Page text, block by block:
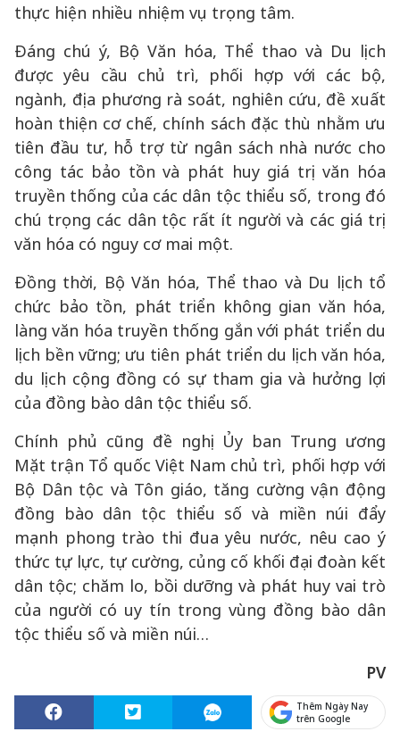
thực hiện nhiều nhiệm vụ trọng tâm.
Đáng chú ý, Bộ Văn hóa, Thể thao và Du lịch
được yêu cầu chủ trì, phối hợp với các bộ,
ngành, địa phương rà soát, nghiên cứu, đề xuất
hoàn thiện cơ chế, chính sách đặc thù nhằm ưu
tiên đầu tư, hỗ trợ từ ngân sách nhà nước cho
công tác bảo tồn và phát huy giá trị văn hóa
truyền thống của các dân tộc thiểu số, trong đó
chú trọng các dân tộc rất ít người và các giá trị
văn hóa có nguy cơ mai một.
Đồng thời, Bộ Văn hóa, Thể thao và Du lịch tổ
chức bảo tồn, phát triển không gian văn hóa,
làng văn hóa truyền thống gắn với phát triển du
lịch bền vững; ưu tiên phát triển du lịch văn hóa,
du lịch cộng đồng có sự tham gia và hưởng lợi
của đồng bào dân tộc thiểu số.
Chính phủ cũng đề nghị Ủy ban Trung ương
Mặt trận Tổ quốc Việt Nam chủ trì, phối hợp với
Bộ Dân tộc và Tôn giáo, tăng cường vận động
đồng bào dân tộc thiểu số và miền núi đẩy
mạnh phong trào thi đua yêu nước, nêu cao ý
thức tự lực, tự cường, củng cố khối đại đoàn kết
dân tộc; chăm lo, bồi dưỡng và phát huy vai trò
của người có uy tín trong vùng đồng bào dân
tộc thiểu số và miền núi…
PV
Thêm Ngày Nay
trên Google